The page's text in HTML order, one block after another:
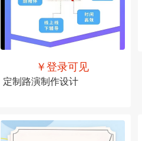
￥登录可见
定制路演制作设计
售价 ￥登录可见